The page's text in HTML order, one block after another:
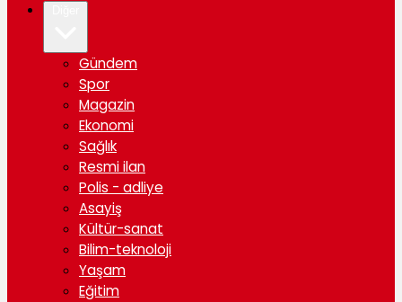
Gündem
Spor
Magazin
Ekonomi
Sağlık
Resmi ilan
Polis - adliye
Asayiş
Kültür-sanat
Bilim-teknoloji
Yaşam
Eğitim